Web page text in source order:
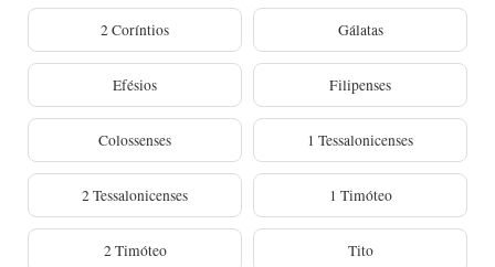
2 Coríntios Gálatas
Efésios Filipenses
Colossenses 1 Tessalonicenses
2 Tessalonicenses 1 Timóteo
2 Timóteo Tito